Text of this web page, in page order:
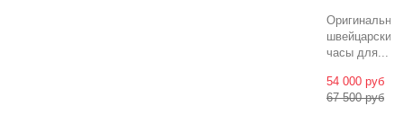
швейцарские
часы для...
54 000 руб
67 500 руб